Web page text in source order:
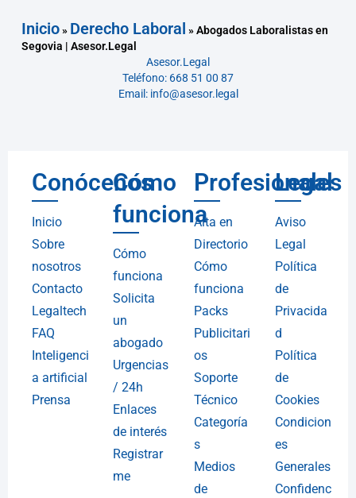
Inicio» Derecho Laboral »Abogados Laboralistas en
Segovia | Asesor.Legal
Asesor.Legal
Teléfono: 668 51 00 87
Email: info@asesor.legal
Conócenos
Inicio
Sobre
nosotros
Contacto
Legaltech
FAQ
Inteligenci
a artificial
Prensa
Cómo
funciona
Cómo
funciona
Solicita
un
abogado
Urgencias
/ 24h
Enlaces
de interés
Registrar
me
Profesionales
Alta en
Directorio
Cómo
funciona
Packs
Publicitari
os
Soporte
Técnico
Categoría
s
Medios
de
Legal
Aviso
Legal
Política
de
Privacida
d
Política
de
Cookies
Condicion
es
Generales
Confidenc